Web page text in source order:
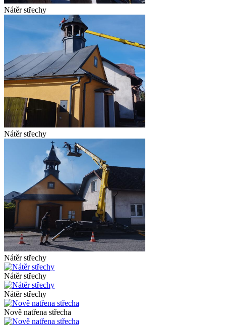
Nátěr střechy
Nátěr střechy
Nátěr střechy
Nátěr střechy
Nátěr střechy
Nově natřena střecha